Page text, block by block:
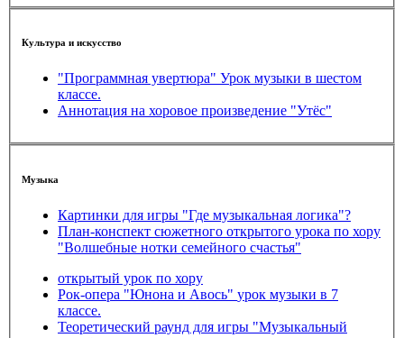
Культура и искусство
"Программная увертюра" Урок музыки в шестом
классе.
Аннотация на хоровое произведение "Утёс"
Музыка
Картинки для игры "Где музыкальная логика"?
План-конспект сюжетного открытого урока по хору
"Волшебные нотки семейного счастья"
открытый урок по хору
Рок-опера "Юнона и Авось" урок музыки в 7
классе.
Теоретический раунд для игры "Музыкальный